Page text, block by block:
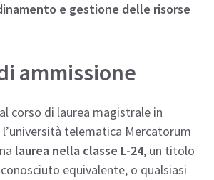
e gestione delle risorse
ammissione
corso di laurea magistrale in
telematica Mercatorum
laurea nella classe L-24, un titolo
equivalente, o qualsiasi